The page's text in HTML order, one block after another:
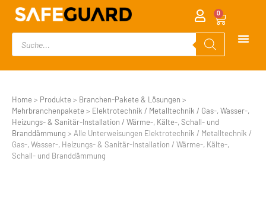
0
Home > Produkte > Branchen-Pakete & Lösungen >
Mehrbranchenpakete > Elektrotechnik / Metalltechnik / Gas-, Wasser-,
Heizungs- & Sanitär-Installation / Wärme-, Kälte-, Schall- und
Branddämmung > Alle Unterweisungen Elektrotechnik / Metalltechnik /
Gas-, Wasser-, Heizungs- & Sanitär-Installation / Wärme-, Kälte-,
Schall- und Branddämmung